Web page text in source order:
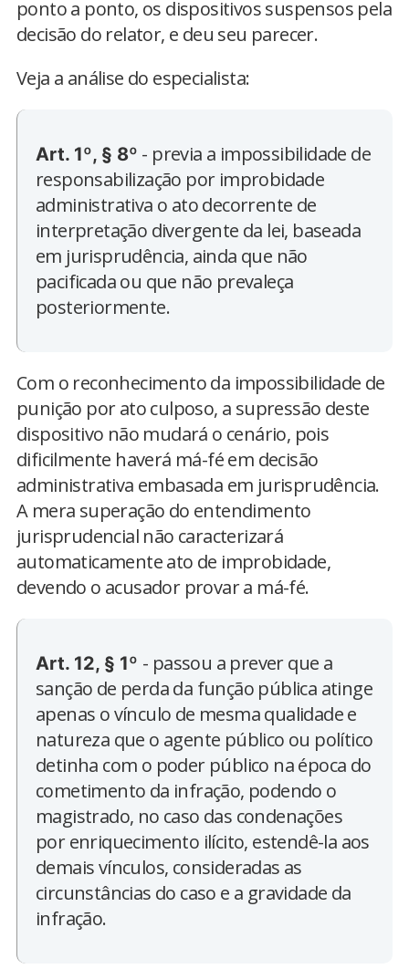
ponto a ponto, os dispositivos suspensos pela
decisão do relator, e deu seu parecer.
Veja a análise do especialista:
Art. 1º, § 8º - previa a impossibilidade de
responsabilização por improbidade
administrativa o ato decorrente de
interpretação divergente da lei, baseada
em jurisprudência, ainda que não
pacificada ou que não prevaleça
posteriormente.
Com o reconhecimento da impossibilidade de
punição por ato culposo, a supressão deste
dispositivo não mudará o cenário, pois
dificilmente haverá má-fé em decisão
administrativa embasada em jurisprudência.
A mera superação do entendimento
jurisprudencial não caracterizará
automaticamente ato de improbidade,
devendo o acusador provar a má-fé.
Art. 12, § 1º - passou a prever que a
sanção de perda da função pública atinge
apenas o vínculo de mesma qualidade e
natureza que o agente público ou político
detinha com o poder público na época do
cometimento da infração, podendo o
magistrado, no caso das condenações
por enriquecimento ilícito, estendê-la aos
demais vínculos, consideradas as
circunstâncias do caso e a gravidade da
infração.